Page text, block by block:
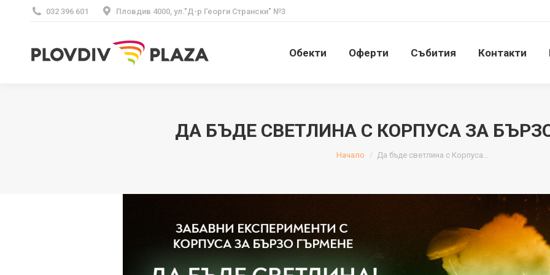
032 396 601 Пловдив 4000, ул."Д-р Георги Странски" №3
Обекти Оферти Събития Контакти
ДА БЪДЕ СВЕТЛИНА С КОРПУСА ЗА
You are here:
Начало Да бъде светлина с Корпуса…